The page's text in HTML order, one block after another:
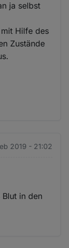
ja selbst
Hilfe des
Zustände
2019 - 21:02
in den